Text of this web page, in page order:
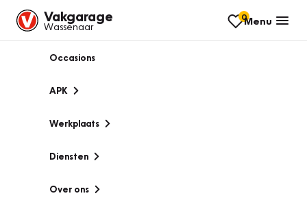
Vakgarage
Wassenaar
0Menu
Occasions
APK
Werkplaats
Diensten
Over ons